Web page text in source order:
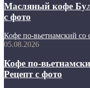
Масляный кофе
с фото
Кофе по-вьетнамский со
05.08.2026
Кофе по-
Рецепт с фото